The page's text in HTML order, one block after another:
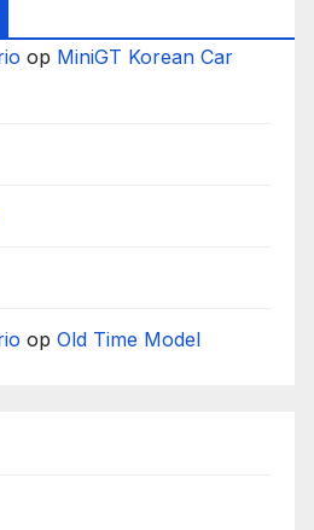
op MiniGT Korean Car
op Old Time Model